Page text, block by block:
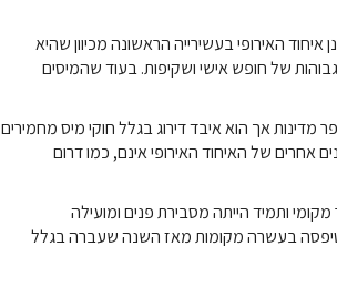
האירופי בעשירייה הראשונה מכיוון שהיא
של חופש אישי ושקיפות. בעוד שהמיסים
מדינות אך הוא איבד דירוג בגלל חוקי מיס מחמירים
אחרים של האיחוד האירופי אינם, כמו דרום
ותמיד הייתה מסבירת פנים ומועילה
התחזק מאז שהצטרף לאיחוד האירופי בשנת 2004 והולנד טיפסה בעשרה מקומות מאז השנה שעברה בגלל